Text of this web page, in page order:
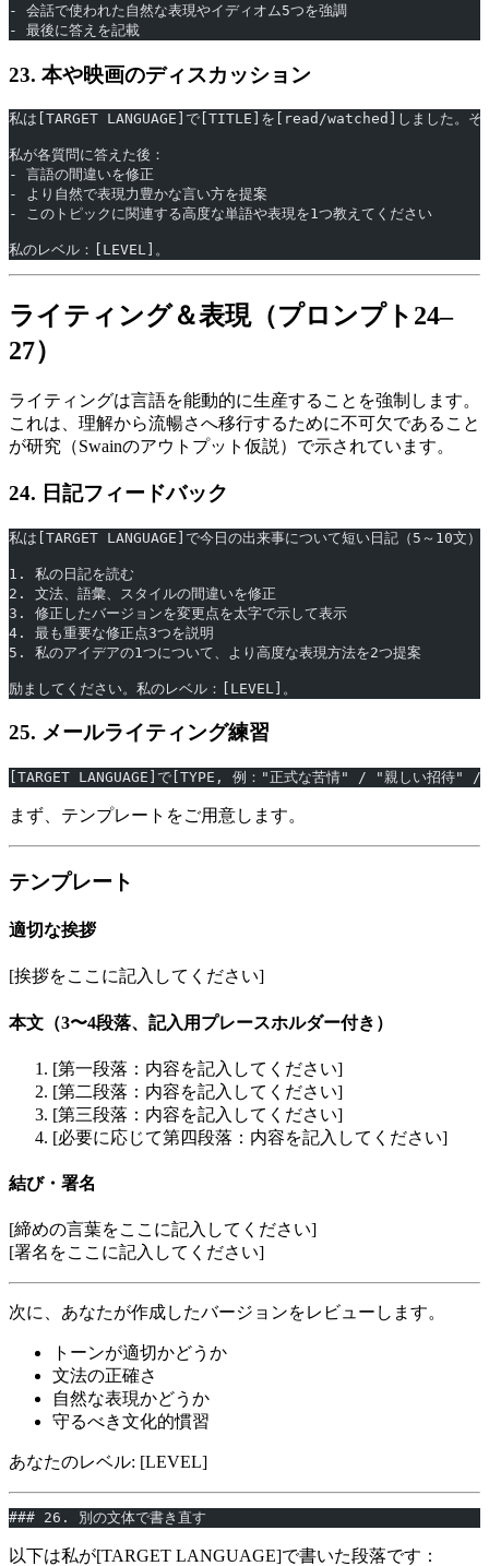
- 会話で使われた自然な表現やイディオム5つを強調
- 最後に答えを記載
23. 本や映画のディスカッション
私は[TARGET LANGUAGE]で[TITLE]を[read/watched]しました。それ
私が各質問に答えた後：
- 言語の間違いを修正
- より自然で表現力豊かな言い方を提案
- このトピックに関連する高度な単語や表現を1つ教えてください
私のレベル：[LEVEL]。
ライティング＆表現（プロンプト24–
27）
ライティングは言語を能動的に生産することを強制します。
これは、理解から流暢さへ移行するために不可欠であること
が研究（Swainのアウトプット仮説）で示されています。
24. 日記フィードバック
私は[TARGET LANGUAGE]で今日の出来事について短い日記（5～10文）
1. 私の日記を読む
2. 文法、語彙、スタイルの間違いを修正
3. 修正したバージョンを変更点を太字で示して表示
4. 最も重要な修正点3つを説明
5. 私のアイデアの1つについて、より高度な表現方法を2つ提案
励ましてください。私のレベル：[LEVEL]。
25. メールライティング練習
[TARGET LANGUAGE]で[TYPE, 例："正式な苦情" / "親しい招待" /
まず、テンプレートをご用意します。
テンプレート
適切な挨拶
[挨拶をここに記入してください]
本文（3〜4段落、記入用プレースホルダー付き）
[第一段落：内容を記入してください]
[第二段落：内容を記入してください]
[第三段落：内容を記入してください]
[必要に応じて第四段落：内容を記入してください]
結び・署名
[締めの言葉をここに記入してください]
[署名をここに記入してください]
次に、あなたが作成したバージョンをレビューします。
トーンが適切かどうか
文法の正確さ
自然な表現かどうか
守るべき文化的慣習
あなたのレベル: [LEVEL]
### 26. 別の文体で書き直す
以下は私が[TARGET LANGUAGE]で書いた段落です：